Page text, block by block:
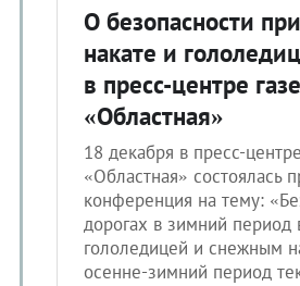
О безопасности
накате и
в пресс-центре
«Областная»
18 декабря в пресс-
«Областная» состоялась
конференция на тему:
дорогах в зимний период
гололедицей и снежным
осенне-зимний период